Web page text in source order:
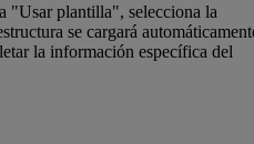
"Usar plantilla", selecciona la
se cargará
la información específica del